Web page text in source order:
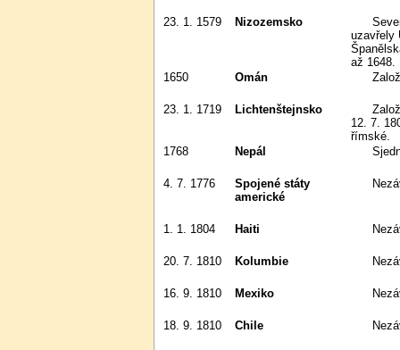
23. 1. 1579 Nizozemsko
Severní provincie Dolních zemí
uzavřely
až 1648.
1650
Omán
23. 1. 1719 Lichtenštejnsko
Založeno knížectví Lichtenštejnsko;
12. 7.
římské.
1768
Nepál
4. 7. 1776
Spojené státy
americké
1. 1. 1804 Haiti
20. 7. 1810 Kolumbie
16. 9. 1810 Mexiko
18. 9. 1810 Chile